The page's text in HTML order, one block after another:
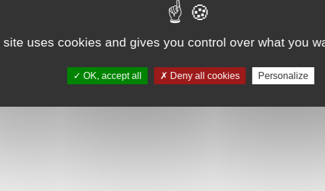
site uses cookies and gives you control over what you
OK, accept all Deny all cookies Personalize
compte